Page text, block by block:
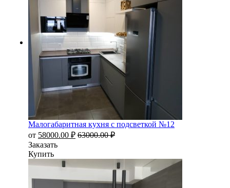
Малогабаритная кухня с подсветкой №12
от 58000.00 ₽ 63000.00₽
Заказать
Купить